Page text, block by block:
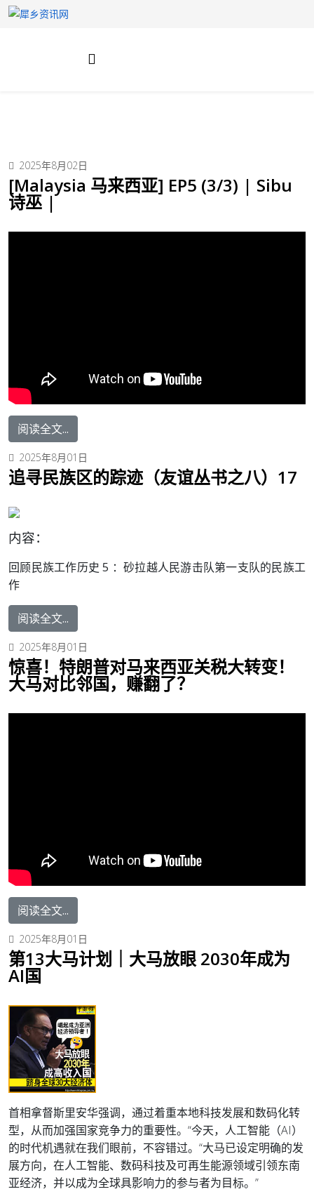
2025年8月02日
[Malaysia 马来西亚] EP5 (3/3) | Sibu
诗巫 |
阅读全文...
2025年8月01日
追寻民族区的踪迹（友谊丛书之八）17
内容：
回顾民族工作历史 5 ： 砂拉越人民游击队第一支队的民族工
作
阅读全文...
2025年8月01日
惊喜！特朗普对马来西亚关税大转变！
大马对比邻国，赚翻了？
阅读全文...
2025年8月01日
第13大马计划｜大马放眼 2030年成为
AI国
首相拿督斯里安华强调，通过着重本地科技发展和数码化转
型，从而加强国家竞争力的重要性。 “今天，人工智能（AI）
的时代机遇就在我们眼前，不容错过。 “大马已设定明确的发
展方向，在人工智能、数码科技及可再生能源领域引领东南
亚经济，并以成为全球具影响力的参与者为目标。”